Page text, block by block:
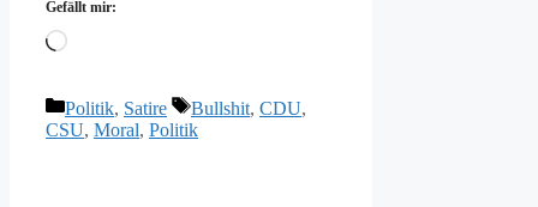
Gefällt mir:
Wird
Kategorien
Politik, Satire Schlagwörter
Bullshit, CDU,
CSU, Moral, Politik